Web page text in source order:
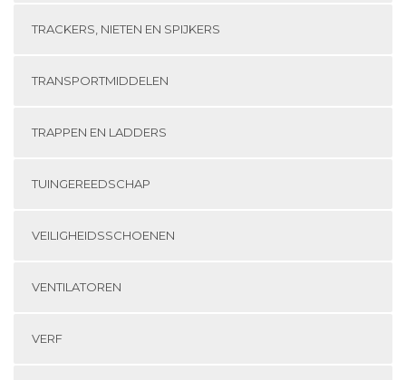
TRACKERS, NIETEN EN SPIJKERS
TRANSPORTMIDDELEN
TRAPPEN EN LADDERS
TUINGEREEDSCHAP
VEILIGHEIDSSCHOENEN
VENTILATOREN
VERF